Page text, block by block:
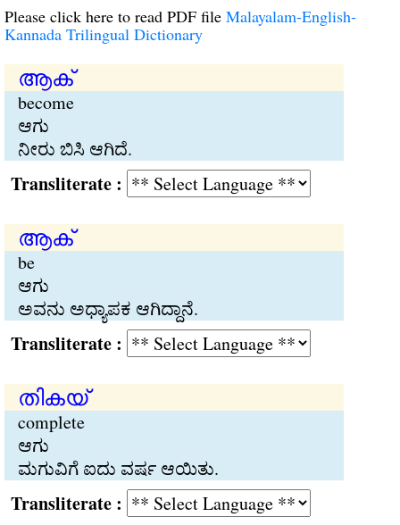
Please click here to read PDF file Malayalam-English-
Kannada Trilingual Dictionary
ആക്
become
ಆಗು
ನೀರು ಬಿಸಿ ಆಗಿದೆ.
:
ആക്
be
ಆಗು
ಅವನು ಅಧ್ಯಾಪಕ ಆಗಿದ್ದಾನೆ.
:
തികയ്
complete
ಆಗು
ಮಗುವಿಗೆ ಐದು ವರ್ಷ ಆಯಿತು.
: